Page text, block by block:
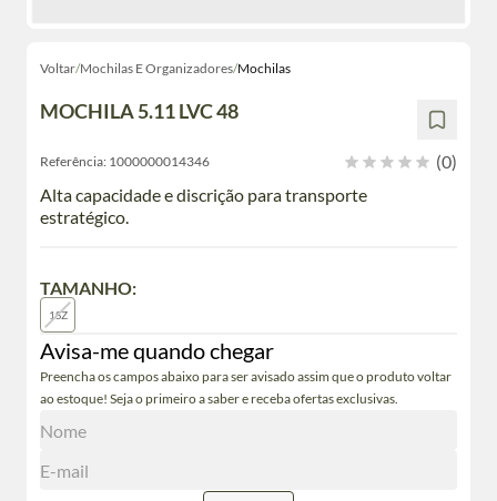
Voltar/Mochilas E Organizadores/Mochilas
MOCHILA 5.11 LVC 48
Referência: 1000000014346
(0)
Alta capacidade e discrição para transporte
estratégico.
TAMANHO:
1SZ
Avisa-me quando chegar
Preencha os campos abaixo para ser avisado assim que o produto voltar
ao estoque! Seja o primeiro a saber e receba ofertas exclusivas.